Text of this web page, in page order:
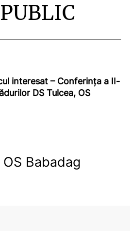
interesat – Conferința a II-
DS Tulcea, OS
Babadag